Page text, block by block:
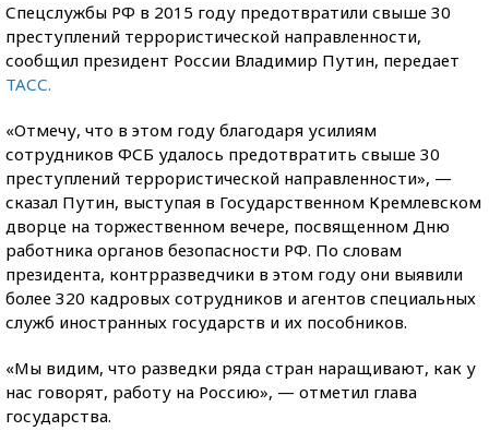
Спецслужбы РФ в 2015 году предотвратили свыше 30
преступлений террористической направленности,
сообщил президент России Владимир Путин, передает
ТАСС.
«Отмечу, что в этом году благодаря усилиям
сотрудников ФСБ удалось предотвратить свыше 30
преступлений террористической направленности», —
сказал Путин, выступая в Государственном Кремлевском
дворце на торжественном вечере, посвященном Дню
работника органов безопасности РФ. По словам
президента, контрразведчики в этом году они выявили
более 320 кадровых сотрудников и агентов специальных
служб иностранных государств и их пособников.
«Мы видим, что разведки ряда стран наращивают, как у
нас говорят, работу на Россию», — отметил глава
государства.